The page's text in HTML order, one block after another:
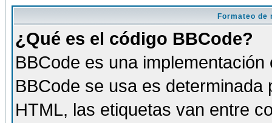
Formateo de
¿Qué es el código BBCode?
BBCode es una
BBCode se usa es
HTML, las etiquetas van entre